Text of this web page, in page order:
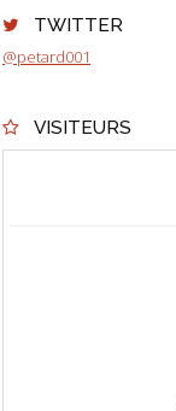
TWITTER
@petard001
VISITEURS